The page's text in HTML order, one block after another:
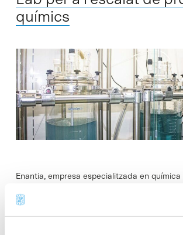
químics
Enantia, empresa especialitzada en
de processos i desenvolupament de formes
les seves instal·lacions al Parc Científic de